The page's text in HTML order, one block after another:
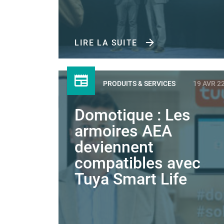
LIRE LA SUITE
PRODUITS & SERVICES 19 AVR
Domotique : Les
armoires AEA
deviennent
compatibles avec
Tuya Smart Life